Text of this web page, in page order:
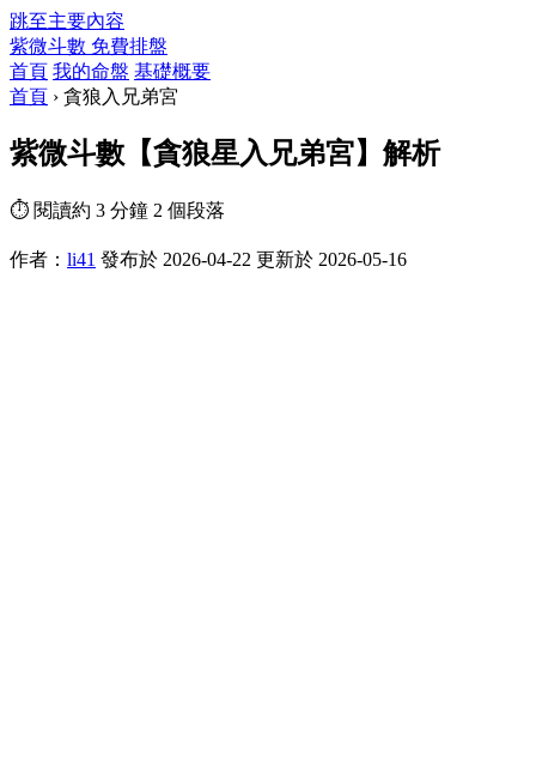
跳至主要內容
紫微斗數 免費排盤
首頁 我的命盤 基礎概要
首頁 › 貪狼入兄弟宮
紫微斗數【貪狼星入兄弟宮】解析
⏱ 閱讀約 3 分鐘 2 個段落
作者： li41 發布於 2026-04-22 更新於 2026-05-16